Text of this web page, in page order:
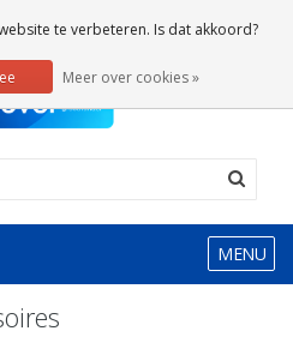
0 Artikelen
MENU
te verbeteren. Is dat akkoord?
Meer over cookies »